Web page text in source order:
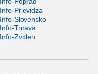
Info-Prievidza
Info-Slovensko
Info-Trnava
Info-Zvolen